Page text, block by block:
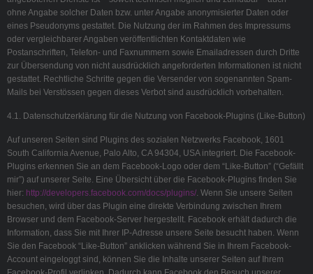
ohne Angabe solcher Daten bzw. unter Angabe anonymisierter Daten oder
eines Pseudonyms gestattet. Die Nutzung der im Rahmen des Impressums
oder vergleichbarer Angaben veröffentlichten Kontaktdaten wie
Postanschriften, Telefon- und Faxnummern sowie Emailadressen durch Dritte
zur Übersendung von nicht ausdrücklich angeforderten Informationen ist nicht
gestattet. Rechtliche Schritte gegen die Versender von sogenannten Spam-
Mails bei Verstössen gegen dieses Verbot sind ausdrücklich vorbehalten.
4.1. Datenschutzerklärung für die Nutzung von Facebook-Plugins (Like-Button)
Auf unseren Seiten sind Plugins des sozialen Netzwerks Facebook, 1601
South California Avenue, Palo Alto, CA 94304, USA integriert. Die Facebook-
Plugins erkennen Sie an dem Facebook-Logo oder dem “Like-Button” (“Gefällt
mir”) auf unserer Seite. Eine Übersicht über die Facebook-Plugins finden Sie
hier: http://developers.facebook.com/docs/plugins/. Wenn Sie unsere Seiten
besuchen, wird über das Plugin eine direkte Verbindung zwischen Ihrem
Browser und dem Facebook-Server hergestellt. Facebook erhält dadurch die
Information, dass Sie mit Ihrer IP-Adresse unsere Seite besucht haben. Wenn
Sie den Facebook “Like-Button” anklicken während Sie in Ihrem Facebook-
Account eingeloggt sind, können Sie die Inhalte unserer Seiten auf Ihrem